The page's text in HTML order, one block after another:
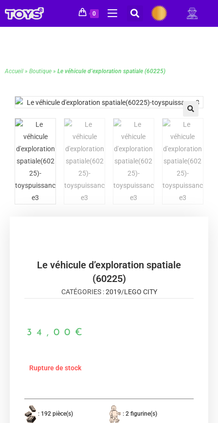
0
Accueil » Boutique » Le véhicule d’exploration spatiale (60225)
🔍
Le véhicule d’exploration spatiale
(60225)
CATÉGORIES :2019/LEGO CITY
34,00 €
Rupture de stock
: 192 pièce(s) : 2 figurine(s)